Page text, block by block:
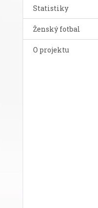
Statistiky
Ženský fotbal
O projektu